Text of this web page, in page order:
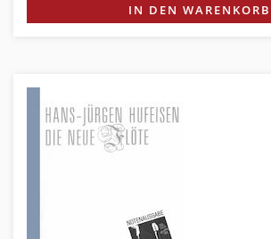
IN DEN WARENKORB